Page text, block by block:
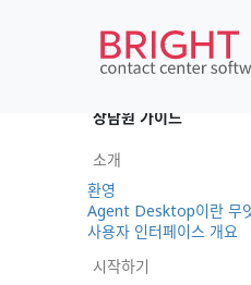
•日本語
연락처 검색 페
처 항목을 관리
니다.
상담원 가이드
소개
환영
Agent Desktop이란 무
사용자 인터페이스 개요
시작하기